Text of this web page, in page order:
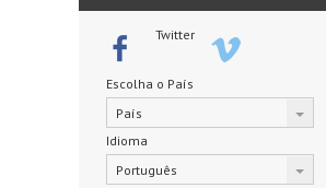
Twitter
Escolha o País
País
Idioma
Português